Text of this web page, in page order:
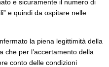
e sicuramente il numero di
e quindi da ospitare nelle
la piena legittimità della
che per l’accertamento della
conto delle condizioni